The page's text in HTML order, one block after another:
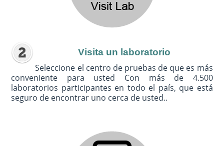
Visita un laboratorio
Seleccione el centro de pruebas de que es más
conveniente para usted Con más de 4.500
laboratorios participantes en todo el país, que está
seguro de encontrar uno cerca de usted..